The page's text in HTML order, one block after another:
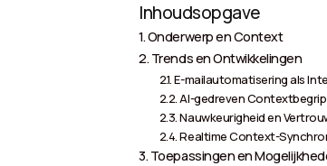
Inhoudsopgave
Onderwerp en Context
Trends en Ontwikkelingen
E-mailautomatisering als
AI-gedreven Contextbegrip
Nauwkeurigheid en
Realtime Context-
Toepassingen en